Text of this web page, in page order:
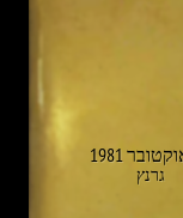
גרנץ